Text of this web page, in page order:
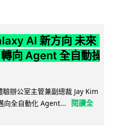
AI 新方向 未來
向 Agent 全自動操
辦公室主管兼副總裁 Jay Kim
向全自動化 Agent...
閱讀全